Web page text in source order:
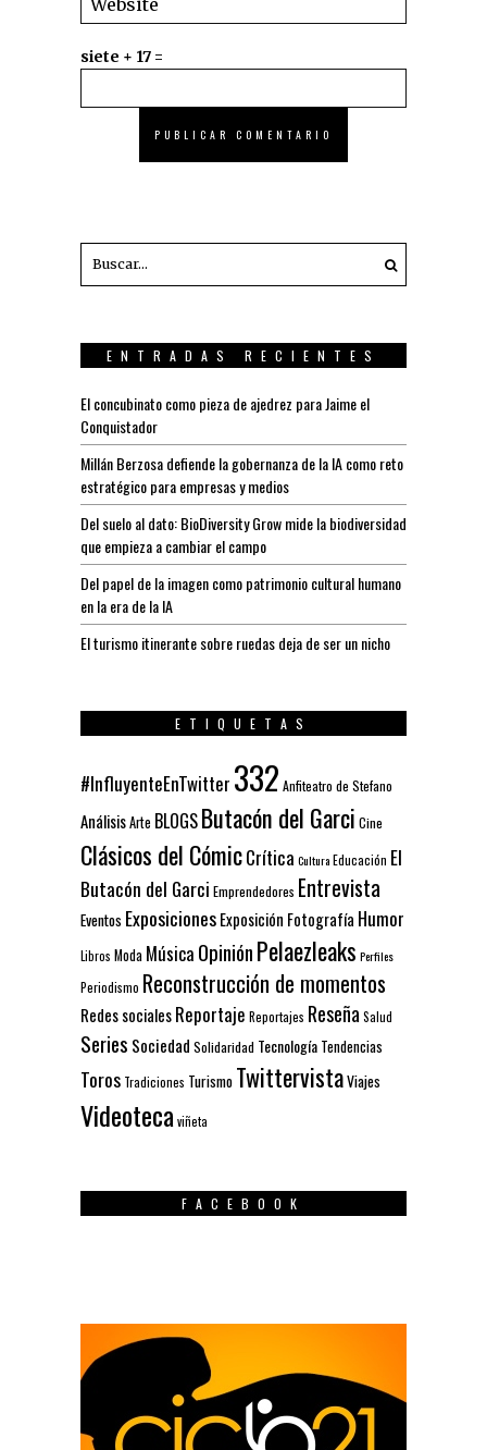
siete + 17 =
ENTRADAS RECIENTES
El concubinato como pieza de ajedrez para Jaime el
Conquistador
Millán Berzosa defiende la gobernanza de la IA como reto
estratégico para empresas y medios
Del suelo al dato: BioDiversity Grow mide la biodiversidad
que empieza a cambiar el campo
Del papel de la imagen como patrimonio cultural humano
en la era de la IA
El turismo itinerante sobre ruedas deja de ser un nicho
ETIQUETAS
#InfluyenteEnTwitter 332 Anfiteatro de Stefano
AnálisisArte BLOGSButacón del Garci Cine
Clásicos del CómicCrítica CulturaEducación El
Butacón del Garci Emprendedores Entrevista
Eventos ExposicionesExposición Fotografía Humor
Libros Moda Música OpiniónPelaezleaks Perfiles
Periodismo Reconstrucción de momentos
Redes socialesReportaje Reportajes Reseña Salud
Series Sociedad Solidaridad Tecnología Tendencias
Toros Tradiciones Turismo TwittervistaViajes
Videoteca viñeta
FACEBOOK